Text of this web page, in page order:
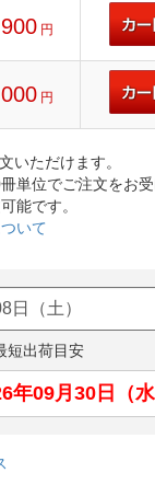
円
円
いただけます。
単位でご注文をお受
能です。
いて
短出荷目安
年09月30日（水